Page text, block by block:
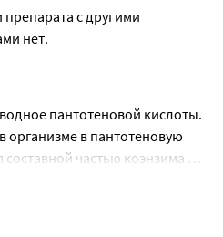
с другими
нет.
пантотеновой кислоты.
организме в пантотеновую
составной частью коэнзима А
ацетилхолина,
стимулирует